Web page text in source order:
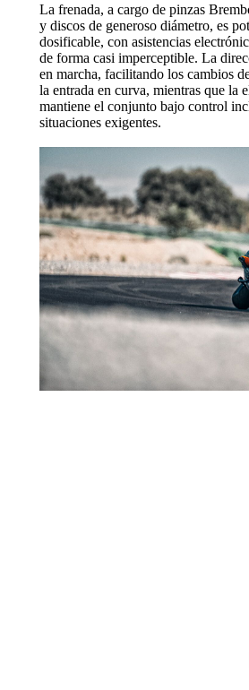
La frenada, a cargo de pinzas
y discos de generoso diámetro, es
dosificable, con asistencias
de forma casi imperceptible. La
en marcha, facilitando los cambios
la entrada en curva, mientras que la
mantiene el conjunto bajo control
situaciones exigentes.